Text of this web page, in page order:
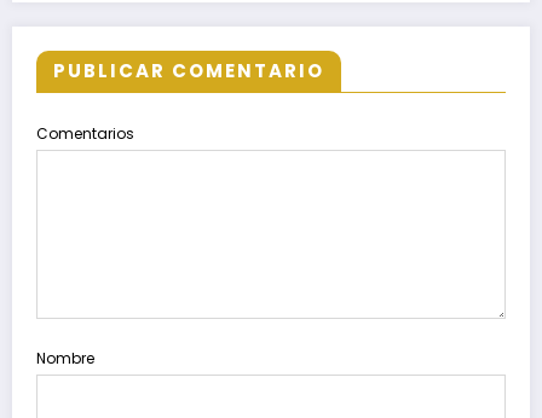
PUBLICAR COMENTARIO
Comentarios
Nombre